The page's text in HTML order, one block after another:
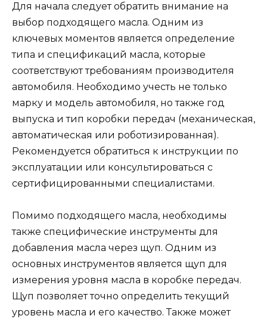
Для начала следует обратить внимание на
выбор подходящего масла. Одним из
ключевых моментов является определение
типа и спецификаций масла, которые
соответствуют требованиям производителя
автомобиля. Необходимо учесть не только
марку и модель автомобиля, но также год
выпуска и тип коробки передач (механическая,
автоматическая или роботизированная).
Рекомендуется обратиться к инструкции по
эксплуатации или консультироваться с
сертифицированными специалистами.
Помимо подходящего масла, необходимы
также специфические инструменты для
добавления масла через щуп. Одним из
основных инструментов является щуп для
измерения уровня масла в коробке передач.
Щуп позволяет точно определить текущий
уровень масла и его качество. Также может